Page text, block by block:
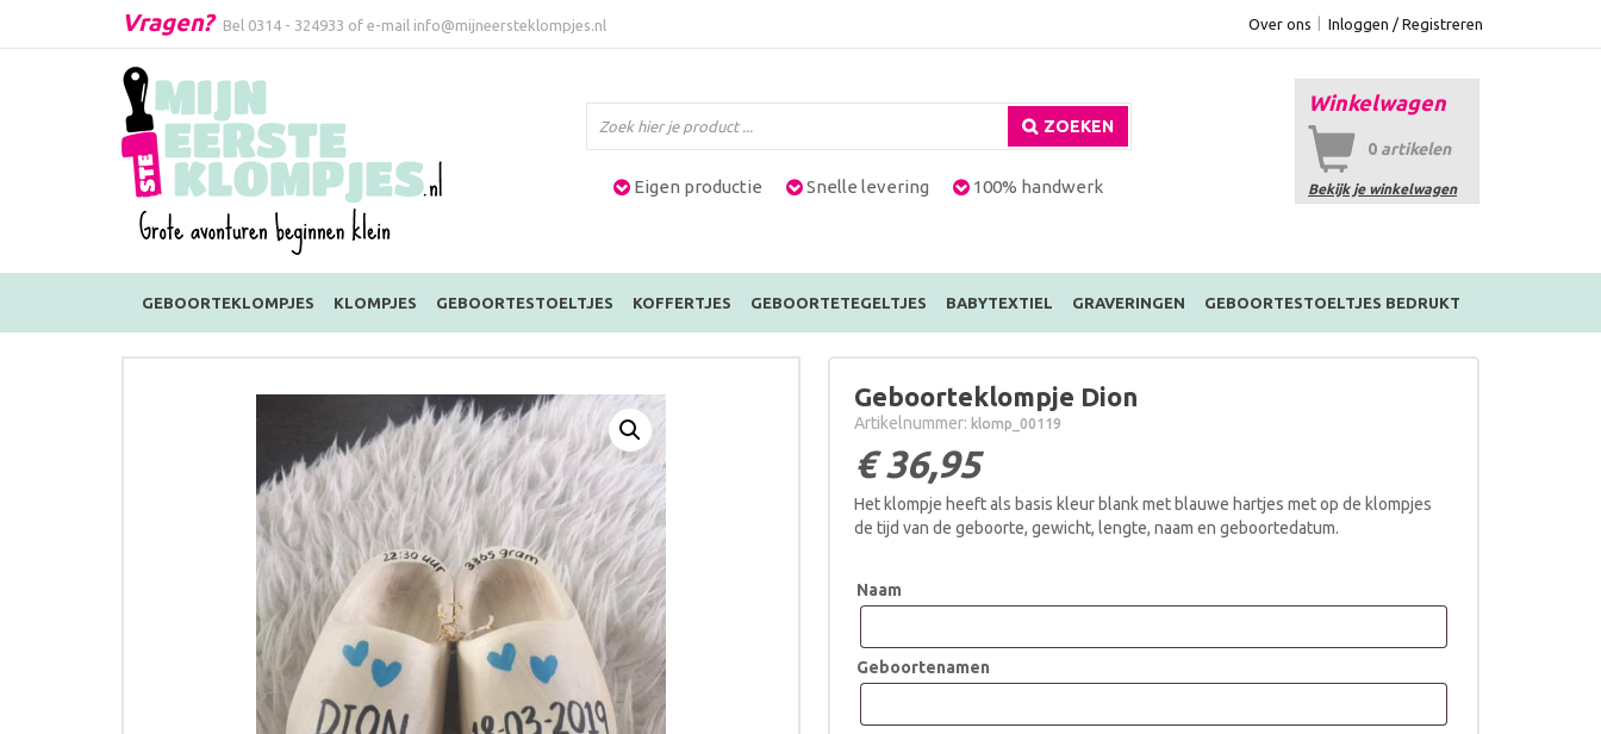
Vragen? Bel 0314 - 324933 of e-mail info@mijneersteklompjes.nl Over ons Inloggen / Registreren
Winkelwagen
0 artikelen
Bekijk je winkelwagen
ZOEKEN
Eigen productie Snelle levering 100% handwerk
GEBOORTEKLOMPJES KLOMPJES GEBOORTESTOELTJES KOFFERTJES GEBOORTETEGELTJES BABYTEXTIEL GRAVERINGEN GEBOORTESTOELTJES BEDRUKT
Geboorteklompje Dion
Artikelnummer: klomp_00119
€36,95
Het klompje heeft als basis kleur blank met blauwe hartjes met op de klompjes
de tijd van de geboorte, gewicht, lengte, naam en geboortedatum.
Naam
Geboortenamen